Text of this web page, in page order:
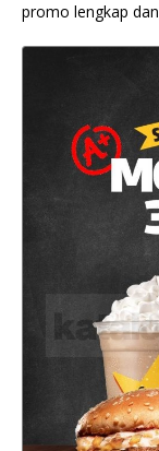
promo lengkap